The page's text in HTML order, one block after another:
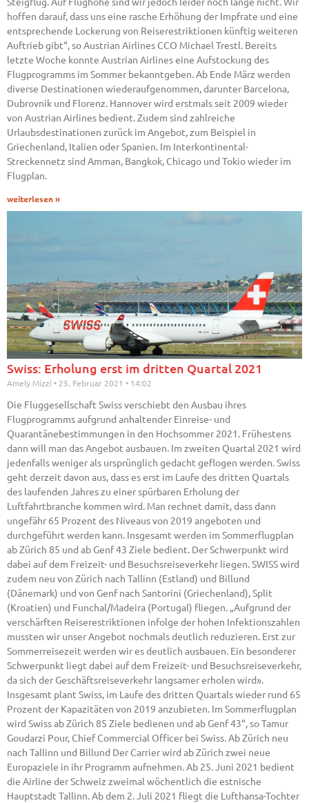
hoffen darauf, dass uns eine rasche Erhöhung der Impfrate und eine
entsprechende Lockerung von Reiserestriktionen künftig weiteren
Auftrieb gibt“, so Austrian Airlines CCO Michael Trestl. Bereits
letzte Woche konnte Austrian Airlines eine Aufstockung des
Flugprogramms im Sommer bekanntgeben. Ab Ende März werden
diverse Destinationen wiederaufgenommen, darunter Barcelona,
Dubrovnik und Florenz. Hannover wird erstmals seit 2009 wieder
von Austrian Airlines bedient. Zudem sind zahlreiche
Urlaubsdestinationen zurück im Angebot, zum Beispiel in
Griechenland, Italien oder Spanien. Im Interkontinental-
Streckennetz sind Amman, Bangkok, Chicago und Tokio wieder im
Flugplan.
weiterlesen »
Swiss: Erholung erst im dritten Quartal 2021
Amely Mizzi 25. Februar 2021 14:02
Die Fluggesellschaft Swiss verschiebt den Ausbau ihres
Flugprogramms aufgrund anhaltender Einreise- und
Quarantänebestimmungen in den Hochsommer 2021. Frühestens
dann will man das Angebot ausbauen. Im zweiten Quartal 2021 wird
jedenfalls weniger als ursprünglich gedacht geflogen werden. Swiss
geht derzeit davon aus, dass es erst im Laufe des dritten Quartals
des laufenden Jahres zu einer spürbaren Erholung der
Luftfahrtbranche kommen wird. Man rechnet damit, dass dann
ungefähr 65 Prozent des Niveaus von 2019 angeboten und
durchgeführt werden kann. Insgesamt werden im Sommerflugplan
ab Zürich 85 und ab Genf 43 Ziele bedient. Der Schwerpunkt wird
dabei auf dem Freizeit- und Besuchsreiseverkehr liegen. SWISS wird
zudem neu von Zürich nach Tallinn (Estland) und Billund
(Dänemark) und von Genf nach Santorini (Griechenland), Split
(Kroatien) und Funchal/Madeira (Portugal) fliegen. „Aufgrund der
verschärften Reiserestriktionen infolge der hohen Infektionszahlen
mussten wir unser Angebot nochmals deutlich reduzieren. Erst zur
Sommerreisezeit werden wir es deutlich ausbauen. Ein besonderer
Schwerpunkt liegt dabei auf dem Freizeit- und Besuchsreiseverkehr,
da sich der Geschäftsreiseverkehr langsamer erholen wird».
Insgesamt plant Swiss, im Laufe des dritten Quartals wieder rund 65
Prozent der Kapazitäten von 2019 anzubieten. Im Sommerflugplan
wird Swiss ab Zürich 85 Ziele bedienen und ab Genf 43“, so Tamur
Goudarzi Pour, Chief Commercial Officer bei Swiss. Ab Zürich neu
nach Tallinn und Billund Der Carrier wird ab Zürich zwei neue
Europaziele in ihr Programm aufnehmen. Ab 25. Juni 2021 bedient
die Airline der Schweiz zweimal wöchentlich die estnische
Hauptstadt Tallinn. Ab dem 2. Juli 2021 fliegt die Lufthansa-Tochter